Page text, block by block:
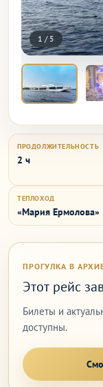
1 / 5
ПРОДОЛЖИТЕЛЬНОСТЬ
2 ч
ТЕПЛОХОД
«Мария Ермолова»
ПРОГУЛКА В
Этот рейс
Билеты и
доступны.